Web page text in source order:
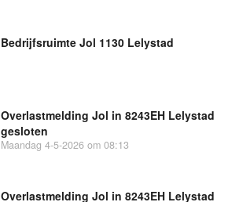
Bedrijfsruimte Jol 1130 Lelystad
Overlastmelding Jol in 8243EH Lelystad
gesloten
Maandag 4-5-2026 om 08:13
Overlastmelding Jol in 8243EH Lelystad